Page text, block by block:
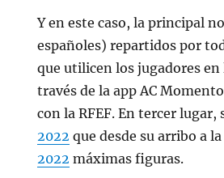
Y en este caso, la principal
españoles) repartidos por
que utilicen los jugadores en
través de la app AC
con la RFEF. En tercer
2022 que desde su arribo a
2022 máximas figuras.